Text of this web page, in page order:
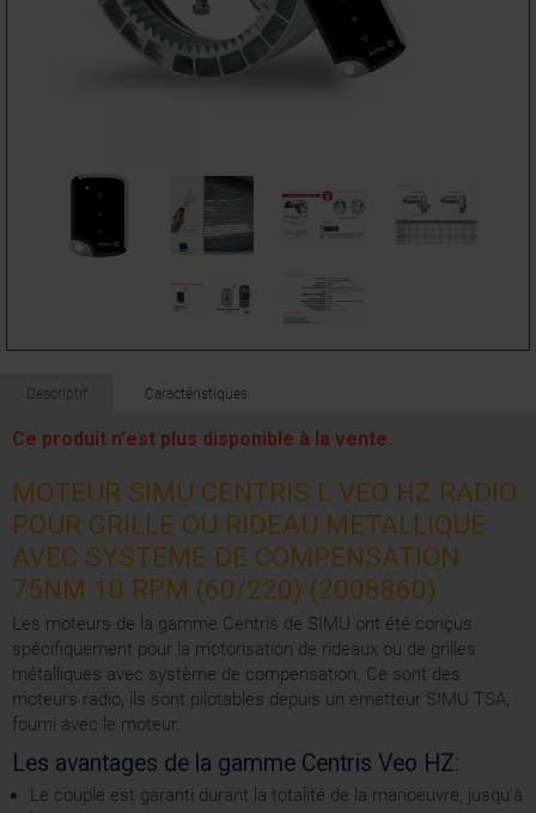
Descriptif Caractéristiques
Ce produit n'est plus disponible à la vente.
MOTEUR SIMU CENTRIS L VEO HZ RADIO
POUR GRILLE OU RIDEAU METALLIQUE
AVEC SYSTEME DE COMPENSATION
75NM 10 RPM (60/220) (2008860)
Les moteurs de la gamme Centris de SIMU ont été conçus
spécifiquement pour la motorisation de rideaux ou de grilles
métalliques avec système de compensation. Ce sont des
moteurs radio, ils sont pilotables depuis un emetteur SIMU TSA,
fourni avec le moteur.
Les avantages de la gamme Centris Veo HZ:
Le couple est garanti durant la totalité de la manoeuvre, jusqu'à